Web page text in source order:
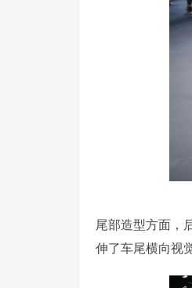
尾部造型方面，
伸了车尾横向视